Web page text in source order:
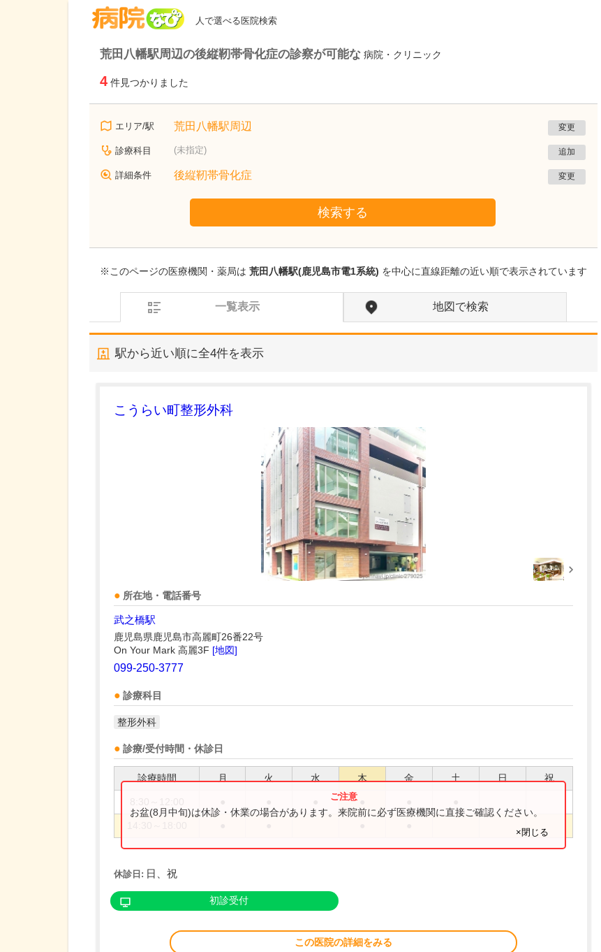
人で選べる医院検索
荒田八幡駅周辺の後縦靭帯骨化症の診察が可能な 病院・クリニック
4 件見つかりました
エリア/駅 荒田八幡駅周辺 変更
診療科目 (未指定) 追加
詳細条件 後縦靭帯骨化症 変更
検索する
※このページの医療機関・薬局は 荒田八幡駅(鹿児島市電1系統) を中心に直線距離の近い順で表示されています
一覧表示 地図で検索
駅から近い順に全4件を表示
こうらい町整形外科
所在地・電話番号
武之橋駅
鹿児島県鹿児島市高麗町26番22号
On Your Mark 高麗3F [地図]
099-250-3777
診療科目
整形外科
診療/受付時間・休診日
診療時間 月 火 水 木 金 土 日 祝
お盆(8月中旬)は休診・休業の場合があります。来院前に必ず医療機関に直接ご確認ください。
×閉じる
休診日: 日、祝
初診受付
この医院の詳細をみる
鹿児島県鹿児島市
植村病院
貴院は地域の「駆け込み寺」のような存在なの
「どんな病気やケガも拒
者さんも応急的に診療
し、速やかに近隣の専門
医をご…